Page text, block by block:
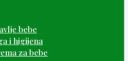
bebe
i higijena
za bebe